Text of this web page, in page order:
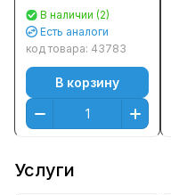
Pro CP1025/
CP1025N, Canon i-
SENSYS LBP7010C/
LBP7018C Черный
(Black) (1200стр.)
В наличии (2)
Есть аналоги
код товара: 43783
В корзину
Услуги